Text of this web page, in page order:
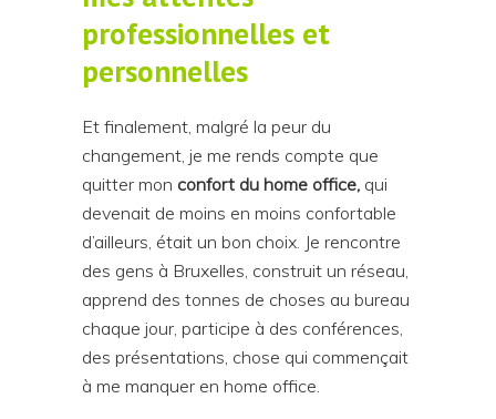
professionnelles et
personnelles
Et finalement, malgré la peur du
changement, je me rends compte que
quitter mon confort du home office, qui
devenait de moins en moins confortable
d’ailleurs, était un bon choix. Je rencontre
des gens à Bruxelles, construit un réseau,
apprend des tonnes de choses au bureau
chaque jour, participe à des conférences,
des présentations, chose qui commençait
à me manquer en home office.